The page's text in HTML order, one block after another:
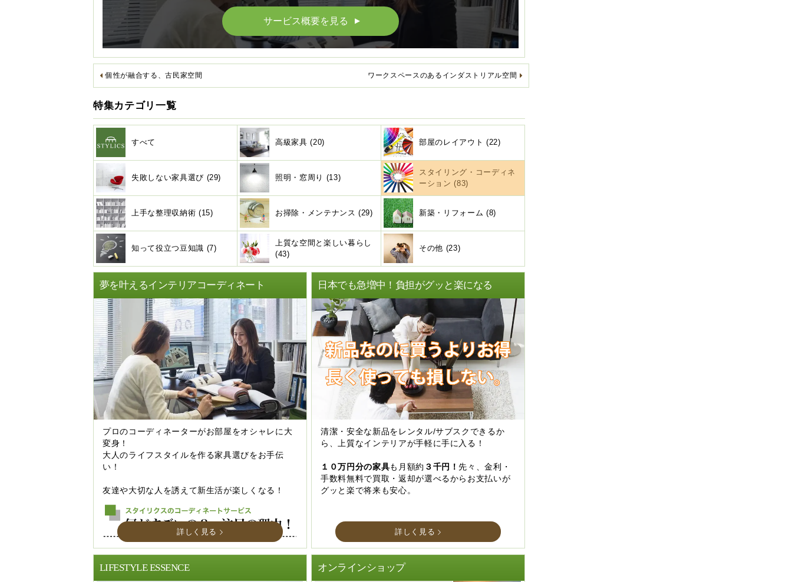
サービス概要を見る ▲
ワークスペースのあるインダストリアル空間
個性が融合する、古民家空間
特集カテゴリ一覧
すべて 高級家具 (20) 部屋のレイアウト (22)
失敗しない家具選び (29) 照明・窓周り (13)
スタイリング・コーディネ
ーション (83)
上手な整理収納術 (15) お掃除・メンテナンス (29) 新築・リフォーム (8)
知って役立つ豆知識 (7)
上質な空間と楽しい暮らし
(43)
その他 (23)
夢を叶えるインテリアコーディネート
プロのコーディネーターがお部屋をオシャレに大
変身！
大人のライフスタイルを作る家具選びをお手伝
い！
友達や大切な人を誘えて新生活が楽しくなる！
詳しく見る
日本でも急増中！負担がグッと楽になる
清潔・安全な新品をレンタル/サブスクできるか
ら、上質なインテリアが手軽に手に入る！
１０万円分の家具も月額約 ３千円！先々、金利・
手数料無料で買取・返却が選べるからお支払いが
グッと楽で将来も安心。
詳しく見る
LIFESTYLE ESSENCE オンラインショップ